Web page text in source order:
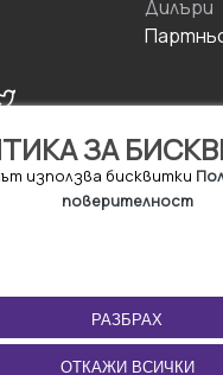
ЗА
използва бисквитки
поверителност
РАЗБРАХ
ОТКАЖИ ВСИЧКИ
Дилъри
за